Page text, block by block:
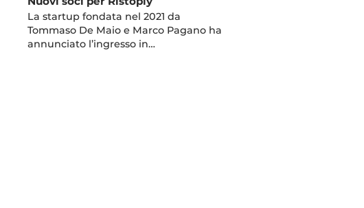
La startup fondata nel 2021 da
Tommaso De Maio e Marco Pagano ha
annunciato l’ingresso in…